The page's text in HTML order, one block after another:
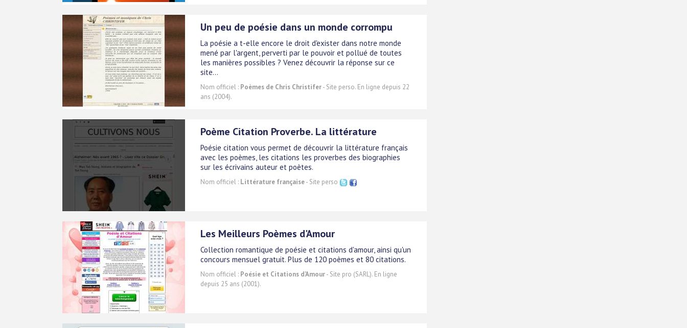
Un peu de poésie dans un monde corrompu
La poésie a t-elle encore le droit d'exister dans notre monde
mené par l'argent, perverti par le pouvoir et pollué de toutes
les manières possibles ? Venez découvrir la réponse sur ce
site...
Nom officiel : Poèmes de Chris Christifer- Site perso. En ligne depuis 22
ans (2004).
Poème Citation Proverbe. La littérature
Poésie citation vous permet de découvrir la littérature français
avec les poèmes, les citations les proverbes des biographies
sur les écrivains auteur et poètes.
Nom officiel : Littérature française- Site perso
Les Meilleurs Poèmes d'Amour
Collection romantique de poésie et citations d'amour, ainsi qu'un
concours mensuel gratuit. Plus de 120 poèmes et 80 citations.
Nom officiel : Poésie et Citations d'Amour- Site pro (SARL). En ligne
depuis 25 ans (2001).